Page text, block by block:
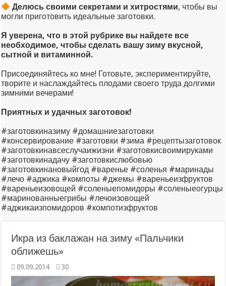
Делюсь своими секретами и хитростями, чтобы вы
могли приготовить идеальные заготовки.
Я уверена, что в этой рубрике вы найдете все
необходимое, чтобы сделать вашу зиму вкусной,
сытной и витаминной.
Присоединяйтесь ко мне! Готовьте, экспериментируйте,
творите и наслаждайтесь плодами своего труда долгими
зимними вечерами!
Приятных и удачных заготовок!
#заготовкиназиму #домашниезаготовки
#консервирование #заготовки #зима #рецептызаготовок
#заготовкинавсеслучаижизни #заготовкисвоимируками
#заготовкинадачу #заготовкислюбовью
#заготовкинановыйгод #варенье #соленья #маринады
#лечо #аджика #компоты #джемы #вареньеизфруктов
#вареньеизовощей #соленыепомидоры #соленыеогурцы
#маринованныегрибы #лечоизовощей
#аджикаизпомидоров #компотизфруктов
Икра из баклажан на зиму «Пальчики
оближешь»
09.09.2014 30